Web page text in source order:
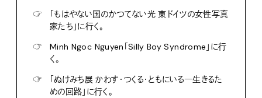
☞
「もはやない国のかつてない光 東ドイツの女性写真
家たち」に行く。
☞
Minh Ngoc Nguyen「Silly Boy Syndrome」に行
く。
☞
「ぬけみち展 かわす・つくる・ともにいる―生きるた
めの回路」に行く。